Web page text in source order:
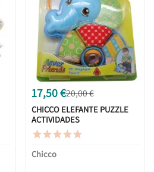
17,50 €20,00 €
CHICCO ELEFANTE PUZZLE
ACTIVIDADES

Chicco